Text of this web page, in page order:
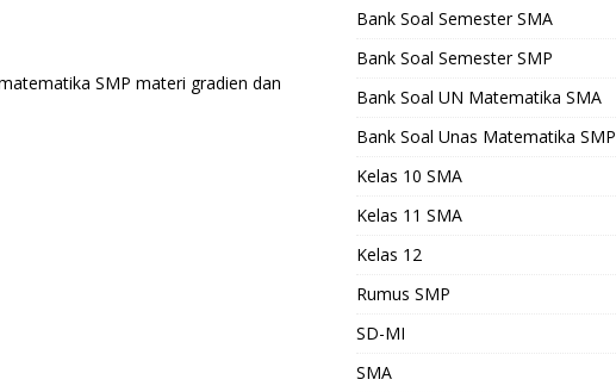
SMP materi gradien dan
Bank Soal Semester SMA
Bank Soal Semester SMP
Bank Soal UN Matematika SMA
Bank Soal Unas Matematika SMP
Kelas 10 SMA
Kelas 11 SMA
Kelas 12
Rumus SMP
SD-MI
SMA